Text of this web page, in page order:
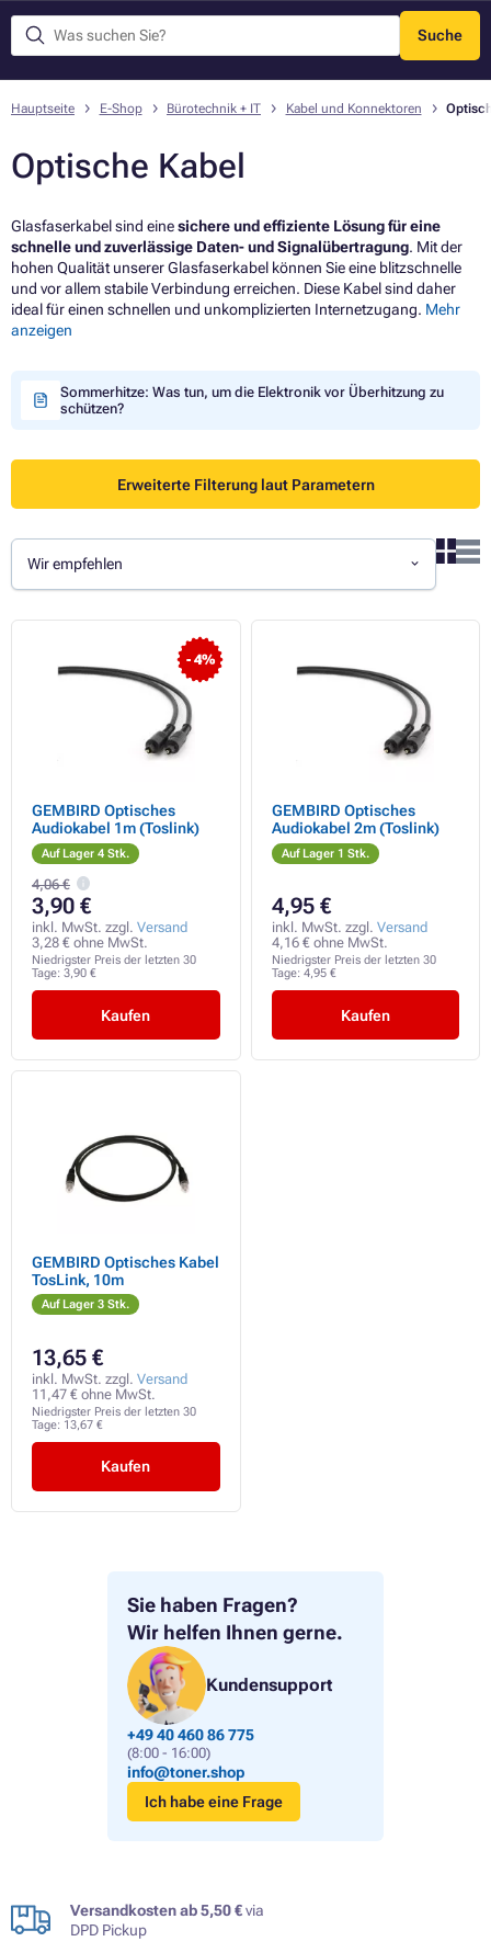
Suche
Menü
Sie haben Fragen?
Wir helfen Ihnen gerne.
Kundensupport
+49 40 460 86 775
(8:00 - 16:00)
info@toner.shop
Ich habe eine Frage
Hauptseite E-Shop Bürotechnik + IT Kabel und Konnektoren
Optische Kabel
Glasfaserkabel sind einesichere und effiziente Lösung für eine
schnelle und zuverlässige Daten- und Signalübertragung. Mit der
hohen Qualität unserer Glasfaserkabel können Sie eine blitzschnelle
und vor allem stabile Verbindung erreichen. Diese Kabel sind daher
ideal für einen schnellen und unkomplizierten Internetzugang. Mehr
anzeigen
Sommerhitze: Was tun, um die Elektronik vor Überhitzung zu
schützen?
Erweiterte Filterung laut Parametern
Wir empfehlen
- 4%
GEMBIRD Optisches
Audiokabel 1m (Toslink)
Auf Lager 4 Stk.
4,06 €
3,90 €
inkl. MwSt. zzgl. Versand
3,28 € ohne MwSt.
Niedrigster Preis der letzten 30
Tage: 3,90 €
Kaufen
GEMBIRD Optisches
Audiokabel 2m (Toslink)
Auf Lager 1 Stk.
4,95 €
inkl. MwSt. zzgl. Versand
4,16 € ohne MwSt.
Niedrigster Preis der letzten 30
Tage: 4,95 €
Kaufen
GEMBIRD Optisches Kabel
TosLink, 10m
Auf Lager 3 Stk.
13,65 €
inkl. MwSt. zzgl. Versand
11,47 € ohne MwSt.
Niedrigster Preis der letzten 30
Tage: 13,67 €
Kaufen
Versandkosten ab 5,50 €via
DPD Pickup